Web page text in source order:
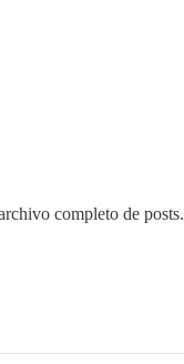
completo de posts.